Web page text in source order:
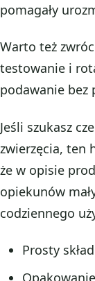
pomagały
Warto też
testowanie i
podawanie bez
Jeśli szukasz
zwierzęcia, ten
że w opisie
opiekunów
codziennego
Prosty